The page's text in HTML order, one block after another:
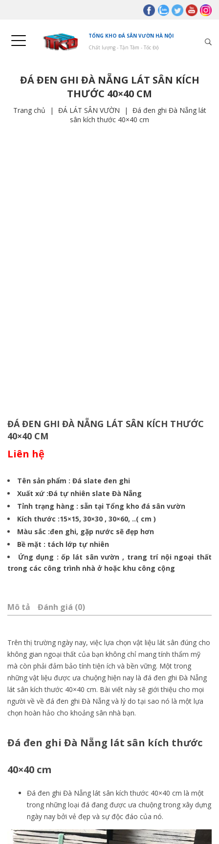
TỔNG KHO ĐÁ SÂN VƯỜN HÀ NỘI
Chất lượng - Tận Tâm - Tốc Độ
ĐÁ ĐEN GHI ĐÀ NẴNG LÁT SÂN KÍCH
THƯỚC 40×40 CM
Trang chủ | ĐÁ LÁT SÂN VƯỜN |
Đá đen ghi Đà Nẵng lát
sân kích thước 40×40 cm
ĐÁ ĐEN GHI ĐÀ NẴNG LÁT SÂN KÍCH THƯỚC
40×40 CM
Liên hệ
Tên sản phẩm : Đá slate đen ghi
Xuất xứ :Đá tự nhiên slate Đà Nẵng
Tỉnh trạng hàng : sẵn tại Tổng kho đá sân vườn
Kích thước :15×15, 30×30 , 30×60, ..( cm )
Màu sắc :đen ghi, gặp nước sẽ đẹp hơn
Bề mặt : tách lớp tự nhiên
Ứng dụng : ốp lát sân vườn , trang trí nội ngoại thất
trong các công trình nhà ở hoặc khu công cộng
Mô tả Đánh giá (0)
Trên thị trường ngày nay, việc lựa chọn vật liệu lát sân đúng cho
không gian ngoại thất của bạn không chỉ mang tính thẩm mỹ
mà còn phải đảm bảo tính tiện ích và bền vững. Một trong
những vật liệu được ưa chuộng hiện nay là đá đen ghi Đà Nẵng
lát sân kích thước 40×40 cm. Bài viết này sẽ giới thiệu cho mọi
người về về đá đen ghi Đà Nẵng và lý do tại sao nó là một lựa
chọn hoàn hảo cho khoảng sân nhà bạn.
Đá đen ghi Đà Nẵng lát sân kích thước
40×40 cm
Đá đen ghi Đà Nẵng lát sân kích thước 40×40 cm là một
trong những loại đá đang được ưa chuộng trong xây dựng
ngày nay bởi vẻ đẹp và sự độc đáo của nó.